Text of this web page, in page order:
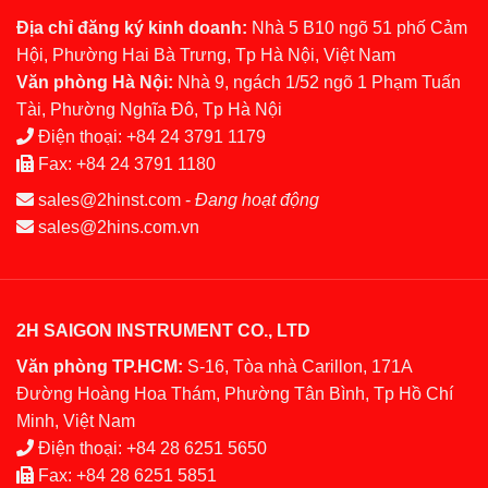
Địa chỉ đăng ký kinh doanh: Nhà 5 B10 ngõ 51 phố Cảm
Hội, Phường Hai Bà Trưng, Tp Hà Nội, Việt Nam
Văn phòng Hà Nội: Nhà 9, ngách 1/52 ngõ 1 Phạm Tuấn
Tài, Phường Nghĩa Đô, Tp Hà Nội
Điện thoại: +84 24 3791 1179
Fax: +84 24 3791 1180
sales@2hinst.com - Đang hoạt động
sales@2hins.com.vn
2H SAIGON INSTRUMENT CO., LTD
Văn phòng TP.HCM: S-16, Tòa nhà Carillon, 171A
Đường Hoàng Hoa Thám, Phường Tân Bình, Tp Hồ Chí
Minh, Việt Nam
Điện thoại: +84 28 6251 5650
Fax: +84 28 6251 5851